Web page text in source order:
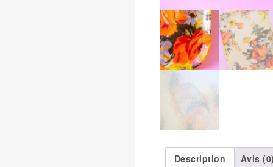
Description Avis